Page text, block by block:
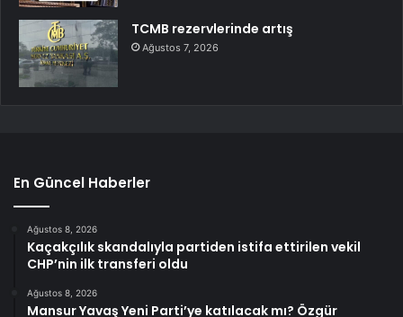
TCMB rezervlerinde artış
Ağustos 7, 2026
En Güncel Haberler
Ağustos 8, 2026
Kaçakçılık skandalıyla partiden istifa ettirilen vekil
CHP’nin ilk transferi oldu
Ağustos 8, 2026
Mansur Yavaş Yeni Parti’ye katılacak mı? Özgür